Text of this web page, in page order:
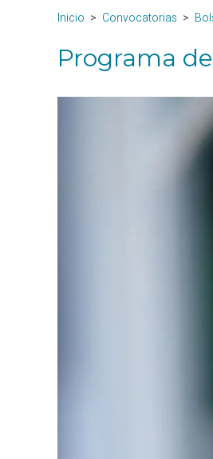
Inicio Convocatorias
Programa